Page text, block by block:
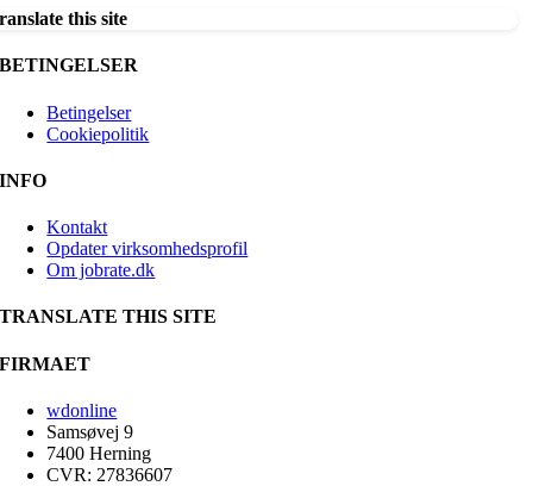
this site
BETINGELSER
Betingelser
Cookiepolitik
INFO
Kontakt
Opdater virksomhedsprofil
Om jobrate.dk
TRANSLATE THIS SITE
FIRMAET
wdonline
Samsøvej 9
7400 Herning
CVR: 27836607